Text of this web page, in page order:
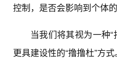
控制，是否会影响到个体
当我们将其视为一种
更具建设性的“撸撸杜”方